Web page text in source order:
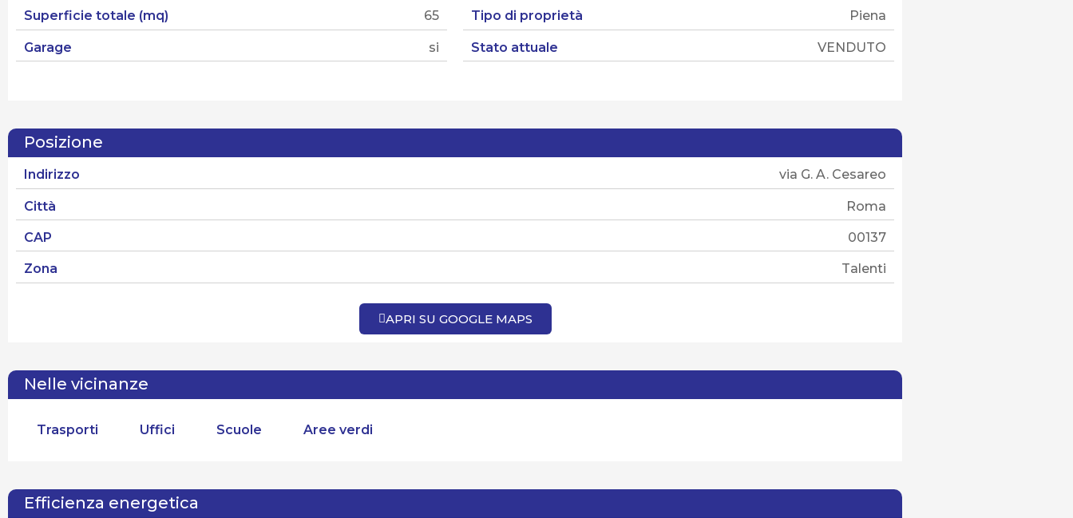
Superficie totale (mq) 65
Garage si
Tipo di proprietà Piena
Stato attuale VENDUTO
Posizione
Indirizzo via G. A. Cesareo
Città Roma
CAP 00137
Zona Talenti
APRI SU GOOGLE MAPS
Nelle vicinanze
Trasporti Uffici Scuole Aree verdi
Efficienza energetica